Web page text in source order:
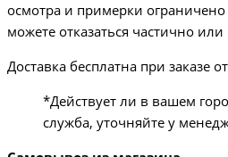
осмотра и примерки
можете отказаться частично
Доставка бесплатна при заказе
*Действует ли в вашем
служба, уточняйте у